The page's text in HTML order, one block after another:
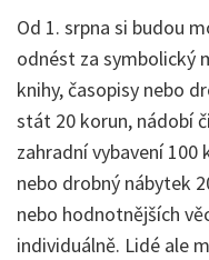
Od 1. srpna si budou
odnést za symbolický
knihy, časopisy nebo
stát 20 korun, nádobí
zahradní vybavení
nebo drobný nábytek
nebo hodnotnějších
individuálně. Lidé ale